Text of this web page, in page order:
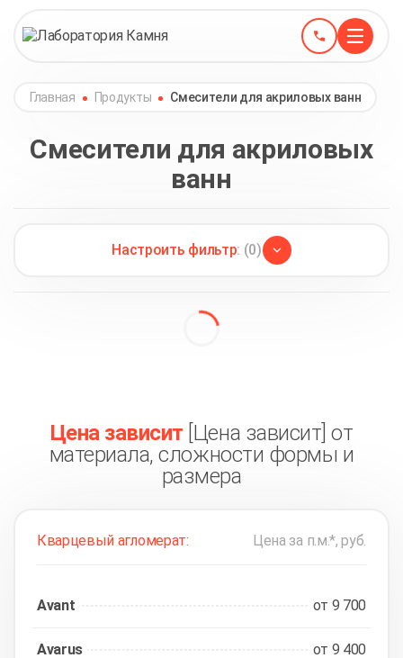
Главная Продукты Смесители для акриловых ванн
Смесители для акриловых
ванн
Настроить фильтр: (0)
Каплесборники из акрилового камня
Цена зависит [Цена зависит] от
материала, сложности формы и
размера
Кварцевый агломерат: Цена за п.м.*, руб.
Avant от 9 700
Avarus от 9 400